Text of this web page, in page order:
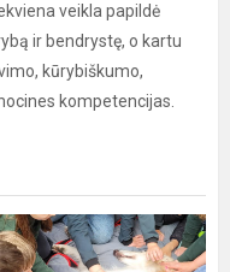
veikla papildė
ir bendrystę, o kartu
kūrybiškumo,
kompetencijas.